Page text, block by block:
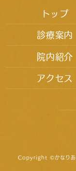
トップ
診療案内
院内紹介
アクセス
Copyright ©かなり